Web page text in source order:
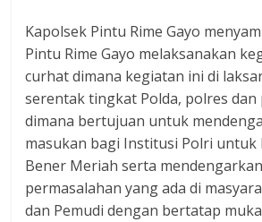
Kapolsek Pintu Rime Gayo
Pintu Rime Gayo melaksanakan
curhat dimana kegiatan ini di
serentak tingkat Polda, polres dan
dimana bertujuan untuk
masukan bagi Institusi Polri untuk
Bener Meriah serta
permasalahan yang ada di
dan Pemudi dengan bertatap